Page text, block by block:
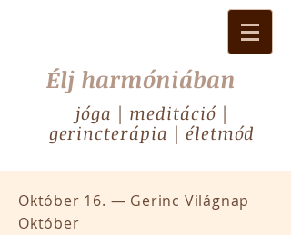
Élj harmóniában
jóga | meditáció |
gerincterápia | életmód
Október 16. — Gerinc Világnap
Október